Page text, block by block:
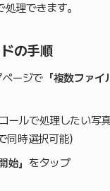
理できます。
の手順
ージで 「複数ファイ
ールで処理したい写
同時選択可能）
始」 をタップ